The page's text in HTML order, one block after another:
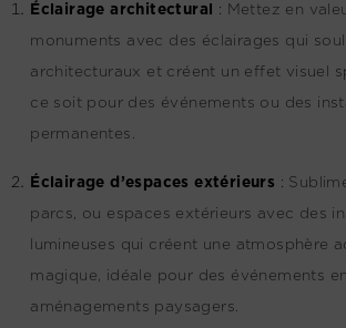
Éclairage architectural : Mettez en
monuments avec des éclairages qui
architecturaux et créent un effet visuel
ce soit pour des événements ou des
permanentes.
Éclairage d’espaces extérieurs :
parcs, ou espaces extérieurs avec des
lumineuses qui créent une atmosphère
magique, idéale pour des événements
aménagements paysagers.